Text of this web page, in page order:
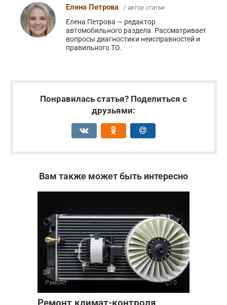
Елена Петрова / автор статьи
Елена Петрова — редактор
автомобильного раздела. Рассматривает
вопросы диагностики неисправностей и
правильного ТО.
Понравилась статья? Поделиться с
друзьями:
Вам также может быть интересно
Ремонт 0